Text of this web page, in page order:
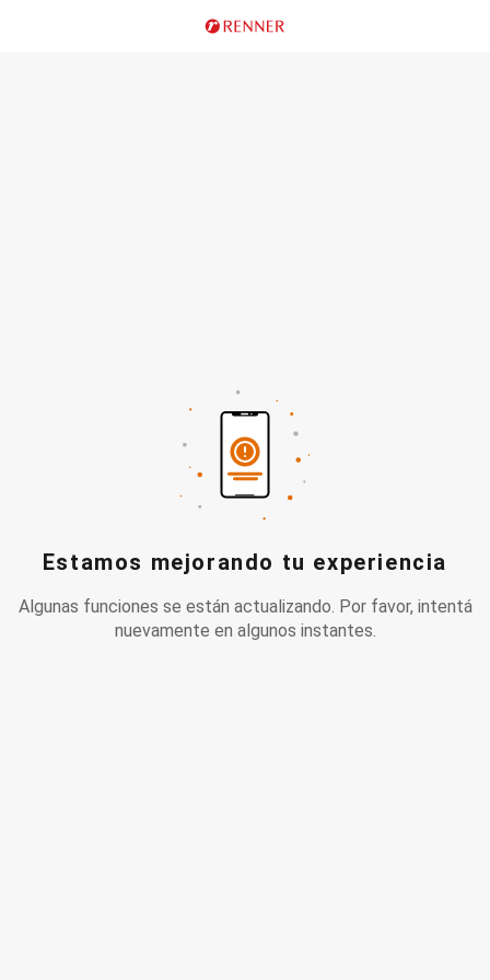
Estamos mejorando tu experiencia
Algunas funciones se están actualizando. Por favor, intentá
nuevamente en algunos instantes.